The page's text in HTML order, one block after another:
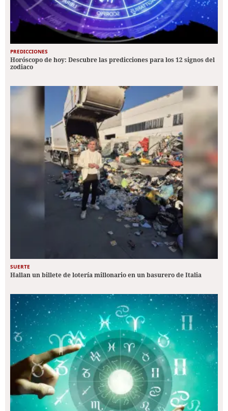
PREDICCIONES
Horóscopo de hoy: Descubre las predicciones para los 12 signos del
zodiaco
SUERTE
Hallan un billete de lotería millonario en un basurero de Italia